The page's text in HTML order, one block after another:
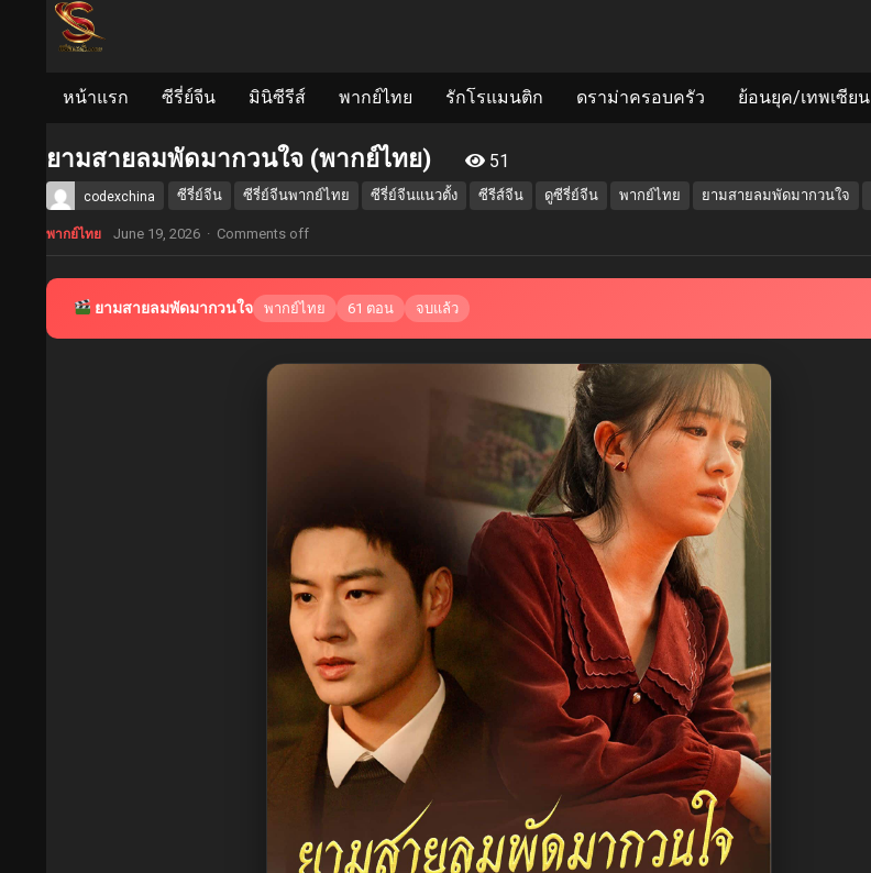
หน้าแรก ซีรี่ย์จีน มินิซีรีส์ พากย์ไทย รักโรแมนติก ดราม่าครอบครัว ย้อนยุค/เทพเซียน
ยามสายลมพัดมากวนใจ (พากย์ไทย) 51
codexchina ซีรี่ย์จีน ซีรี่ย์จีนพากย์ไทย ซีรี่ย์จีนแนวตั้ง ซีรีส์จีน ดูซีรี่ย์จีน พากย์ไทย ยามสายลมพัดมากวนใจ
พากย์ไทย June 19, 2026 · Comments off
ยามสายลมพัดมากวนใจ พากย์ไทย 61 ตอน จบแล้ว